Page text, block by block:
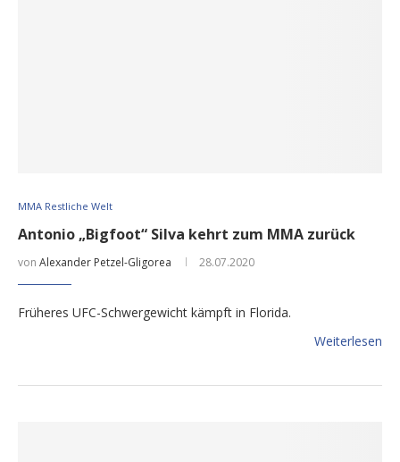
MMA Restliche Welt
Antonio „Bigfoot“ Silva kehrt zum MMA zurück
von Alexander Petzel-Gligorea 28.07.2020
Früheres UFC-Schwergewicht kämpft in Florida.
Weiterlesen